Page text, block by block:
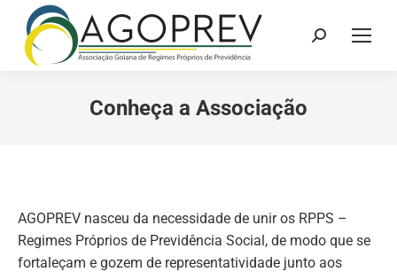
Search:
Conheça a Associação
AGOPREV nasceu da necessidade de unir os RPPS –
Regimes Próprios de Previdência Social, de modo que se
fortaleçam e gozem de representatividade junto aos